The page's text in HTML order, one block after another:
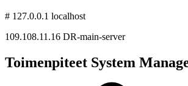
# 127.0.0.1 localhost
109.108.11.16 DR-main-server
Toimenpiteet System